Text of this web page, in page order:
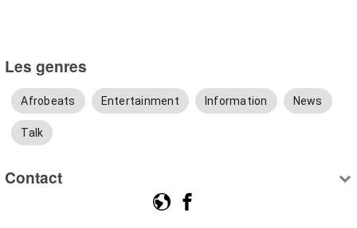
Les genres
Afrobeats Entertainment Information News
Talk
Contact